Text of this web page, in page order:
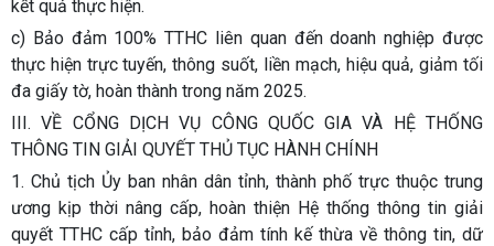
kết quả thực hiện.
c) Bảo đảm 100% TTHC liên quan đến doanh nghiệp được
thực hiện trực tuyến, thông suốt, liền mạch, hiệu quả, giảm tối
đa giấy tờ, hoàn thành trong năm 2025.
III. VỀ CỔNG DỊCH VỤ CÔNG QUỐC GIA VÀ HỆ THỐNG
THÔNG TIN GIẢI QUYẾT THỦ TỤC HÀNH CHÍNH
1. Chủ tịch Ủy ban nhân dân tỉnh, thành phố trực thuộc trung
ương kịp thời nâng cấp, hoàn thiện Hệ thống thông tin giải
quyết TTHC cấp tỉnh, bảo đảm tính kế thừa về thông tin, dữ